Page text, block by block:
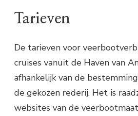
Tarieven
De tarieven voor
cruises vanuit de Haven van
afhankelijk van de
de gekozen rederij. Het is
websites van de